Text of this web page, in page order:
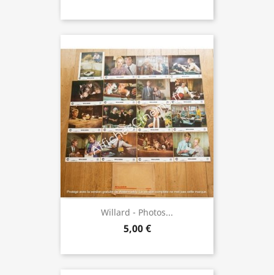
Willard - Photos...
5,00 €